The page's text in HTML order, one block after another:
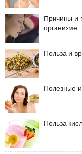
Причины и
организме
Польза и
Полезные
Польза